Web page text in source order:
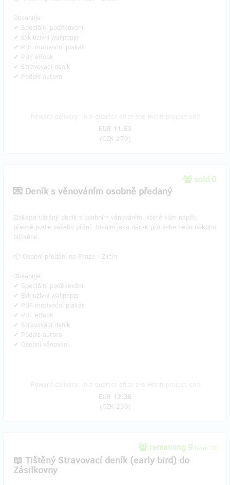
Obsahuje:
✔ Speciální poděkování
✔ Exkluzivní wallpaper
✔ PDF motivační plakát
✔ PDF eBook
✔ Stravovací deník
✔ Podpis autora
EUR 11.53
(CZK 279)
sold 0
💌 Deník s věnováním osobně předaný
​Získejte tištěný deník s osobním věnováním, které vám napíšu
přesně podle vašeho přání. Ideální jako dárek pro sebe nebo někoho
blízkého.
📦 Osobní předání na Praze - Zličín.
Obsahuje:
✔ Speciální poděkování
✔ Exkluzivní wallpaper
✔ PDF motivační plakát
✔ PDF eBook
✔ Stravovací deník
✔ Podpis autora
✔ Osobní věnování
EUR 12.36
(CZK 299)
remaining 9 from 10
📖 Tištěný Stravovací deník (early bird) do
Zásilkovny